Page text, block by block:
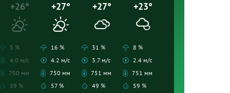
+26°
5 %
4.0 м/с
750 мм
59 %
+27°
16 %
4.2 м/с
750 мм
57 %
+27°
31 %
3.7 м/с
751 мм
49 %
+23°
8 %
2.4 м/с
751 мм
59 %